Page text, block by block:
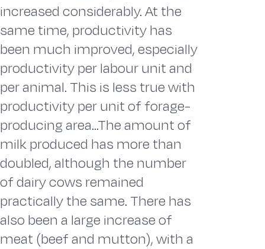
increased considerably. At the
same time, productivity has
been much improved, especially
productivity per labour unit and
per animal. This is less true with
productivity per unit of forage-
producing area...The amount of
milk produced has more than
doubled, although the number
of dairy cows remained
practically the same. There has
also been a large increase of
meat (beef and mutton), with a